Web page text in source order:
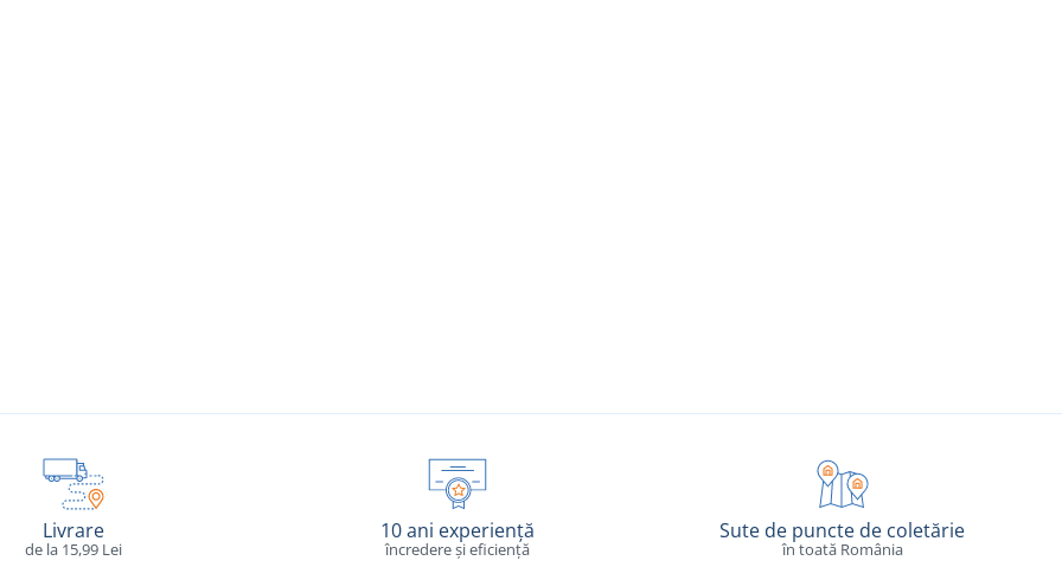
Livrare
de la 15,99 Lei
10 ani experiență
încredere și eficiență
Sute de puncte de coletărie
în toată România